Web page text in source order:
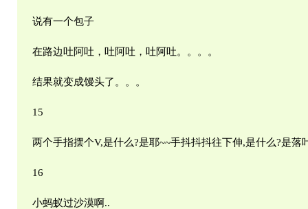
说有一个包子
在路边吐阿吐，吐阿吐，吐阿吐。。。。
结果就变成馒头了。。。
15
两个手指摆个V,是什么?是耶~~手抖抖抖往下伸,是什么?是落
16
小蚂蚁过沙漠啊..